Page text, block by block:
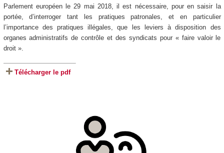
Parlement européen le 29 mai 2018, il est nécessaire, pour en saisir la
portée, d’interroger tant les pratiques patronales, et en particulier
l’importance des pratiques illégales, que les leviers à disposition des
organes administratifs de contrôle et des syndicats pour « faire valoir le
droit ».
Télécharger le pdf